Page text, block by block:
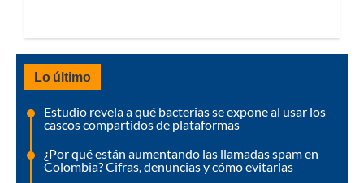
Lo último
Estudio revela a qué bacterias se expone al usar los
cascos compartidos de plataformas
¿Por qué están aumentando las llamadas spam en
Colombia? Cifras, denuncias y cómo evitarlas